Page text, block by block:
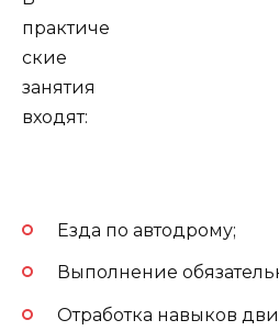
практиче
ские
занятия
входят:
Езда по автодрому;
Выполнение
Отработка навыков